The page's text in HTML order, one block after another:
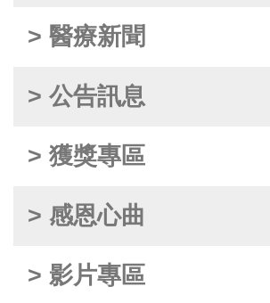
> 醫療新聞
> 公告訊息
> 獲獎專區
> 感恩心曲
> 影片專區